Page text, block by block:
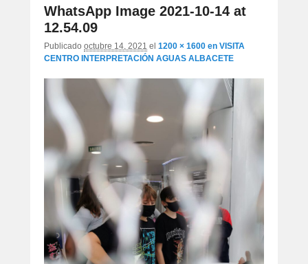
de
WhatsApp Image 2021-10-14 at
12.54.09
Publicado octubre 14, 2021 el 1200 × 1600 en VISITA
CENTRO INTERPRETACIÓN AGUAS ALBACETE